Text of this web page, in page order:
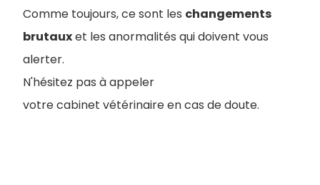
Comme toujours, ce sont les changements
brutauxet les anormalités qui doivent vous
alerter.
N'hésitez pas à appeler
votre cabinet vétérinaire en cas de doute.